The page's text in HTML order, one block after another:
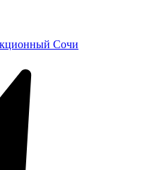
Сочи